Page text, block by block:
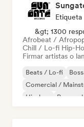
Etiqueta
&gt; 1300
Afrobeat /
Chill / Lo-fi Hip-
Firmar artistas o
Beats / Lo-fi
Comercial /
Hip-hop
Pop soul